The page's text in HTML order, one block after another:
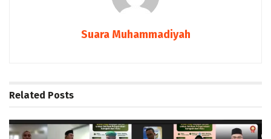
Suara Muhammadiyah
Related Posts